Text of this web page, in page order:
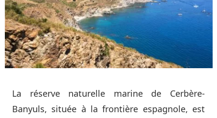
La réserve naturelle marine de Cerbère-
Banyuls, située à la frontière espagnole, est